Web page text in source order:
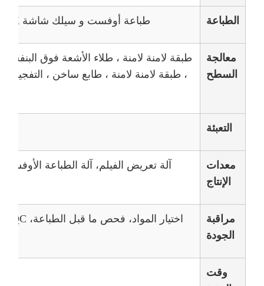
الطباعة طباعة أوفست و سيلك شاشة CMYK ، أي لون بانتون متاح
معالجة
السطح
طبقة لامنة لامنة ، طلاء الأشعة فوق
، طبقة لامنة لامنة ، طابع ساخن ، التفجير ،
التعبئة
معدات
الإنتاج
مراقبة
الجودة
اختيار المواد، فحص ما قبل الطباعة، IPQC، فحص المنتجات النهائية
وقت